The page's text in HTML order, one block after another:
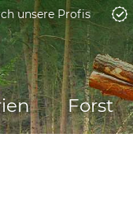
unsere Profis
Forst